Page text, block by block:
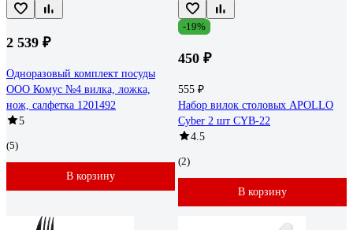
2 539 ₽
Одноразовый комплект посуды
ООО Комус №4 вилка, ложка,
нож, салфетка 1201492
5
(5)
В корзину
-19%
450 ₽
555 ₽
Набор вилок столовых APOLLO
Cyber 2 шт CYB-22
4.5
(2)
В корзину